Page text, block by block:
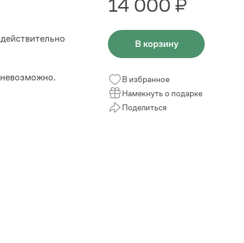
14 000 ₽
В корзину
В избранное
Намекнуть о подарке
Поделиться